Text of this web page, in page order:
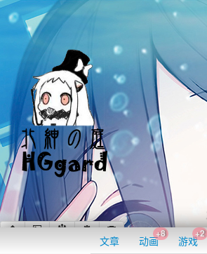
文章 动画
+8
游戏
+2